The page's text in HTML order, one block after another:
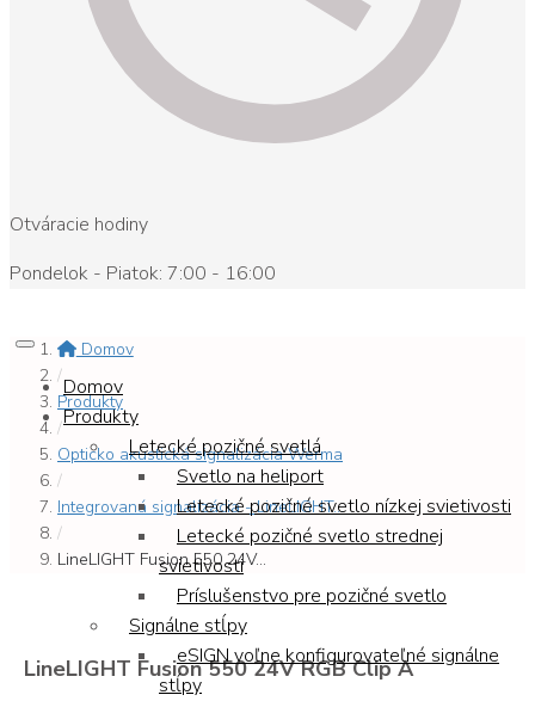
Otváracie hodiny
Pondelok - Piatok: 7:00 - 16:00
Domov
Produkty
Letecké pozičné svetlá
Svetlo na heliport
Letecké pozičné svetlo nízkej svietivosti
Letecké pozičné svetlo strednej
svietivosti
Príslušenstvo pre pozičné svetlo
Signálne stĺpy
eSIGN voľne konfigurovateľné signálne
stĺpy
Domov
/
Produkty
/
Opticko akustická signalizácia Werma
/
Integrovaná signalizácia - LineLIGHT...
/
LineLIGHT Fusion 550 24V...
LineLIGHT Fusion 550 24V RGB Clip A